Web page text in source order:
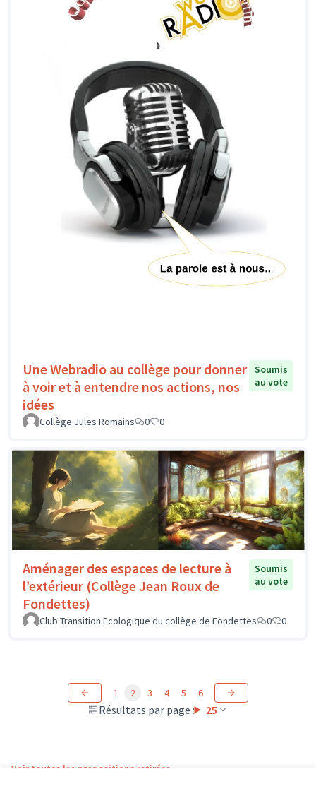
Une Webradio au collège pour donner
à voir et à entendre nos actions, nos
idées
Soumis
au vote
Collège Jules Romains 0 0
Aménager des espaces de lecture à
l’extérieur (Collège Jean Roux de
Fondettes)
Soumis
au vote
Club Transition Ecologique du collège de Fondettes 0 0
Résultats par page : 25
1 2 3 4 5 6
Voir toutes les propositions retirées